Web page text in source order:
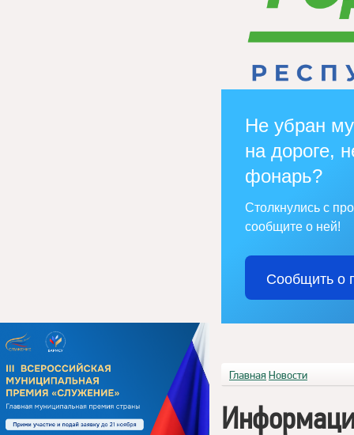
Не убран
на дороге,
фонарь?
Столкнулись с
сообщите о ней!
Сообщить о
Главная Новости